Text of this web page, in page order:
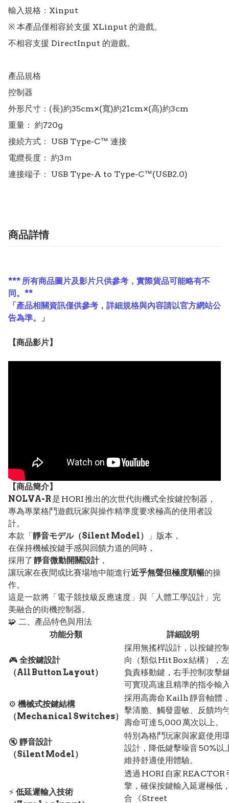
輸入規格：Xinput
※ 本產品僅相容於支援 XLinput 的遊戲。
不相容支援 DirectInput 的遊戲。
產品規格
控制器
外形尺寸：(長)約35cm×(寬)約21cm×(高)約3cm
重量： 約720g
接続方式： USB Type-C™ 連接
電纜長度： 約3ｍ
商品詳情
*** 所有商品圖片及影片只供參考，實際貨品可能略有不
同。**
「產品相關資訊僅供參考，詳細規格與內容請以官方網站公
告為準。」
【商品影片】
【商品簡介】
NOLVA-R是 HORI 推出的次世代街機式全按鍵控制器，
專為專業格鬥遊戲玩家與操作精準度要求極高的使用者設
計。
本款「 靜音モデル（Silent Model）
」版本，
在保持機械按鍵手感與回饋力道的同時，
採用了 靜音微動開關設計，
讓玩家在夜間或比賽場地中能進行近乎無聲但極度順暢的操
作。
這是一款將「電子競技級反應速度」與「人體工學設計」完
美融合的街機控制器。
🧩 二、產品特色與用法
功能分類
詳細說明
🎮 全按鍵設計
（All Button Layout）
採用無搖桿設計，以按鍵控
向（類似 Hit Box 結構），
負責移動鍵，右手控制攻擊
可實現高速且精準的指令輸
⚙️ 機械式按鍵結構
（Mechanical Switches）
採用高壽命 Kailh 靜音軸體
擊清脆、觸發靈敏、反饋均
壽命可達 5,000 萬次以上。
🔇 靜音設計
（Silent Model）
特別為格鬥玩家與家庭使用
設計，降低鍵擊噪音 50%以
維持舒適使用體驗。
⚡ 低延遲輸入技術
透過 HORI 自家 REACTOR
擎，確保按鍵輸入延遲極低
合 《Street